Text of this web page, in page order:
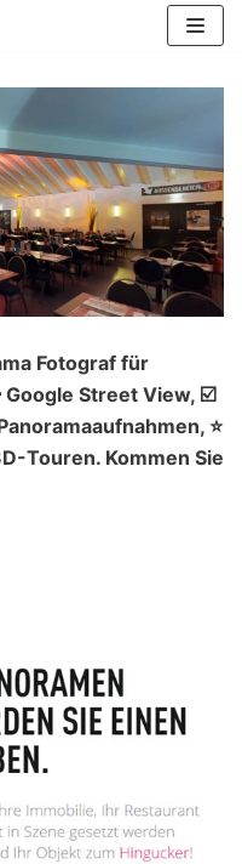
Fotograf für
Street View, ☑️
⭐
Touren. Kommen Sie